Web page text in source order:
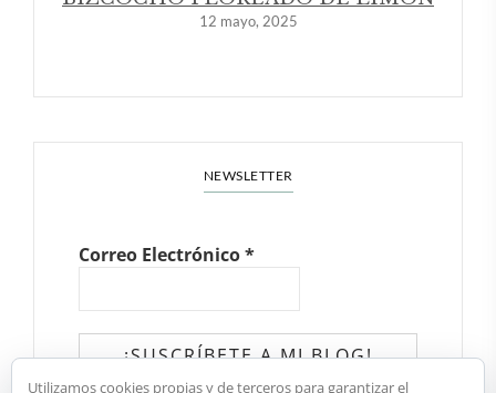
12 mayo, 2025
NEWSLETTER
Correo Electrónico*
Utilizamos cookies propias y de terceros para garantizar el